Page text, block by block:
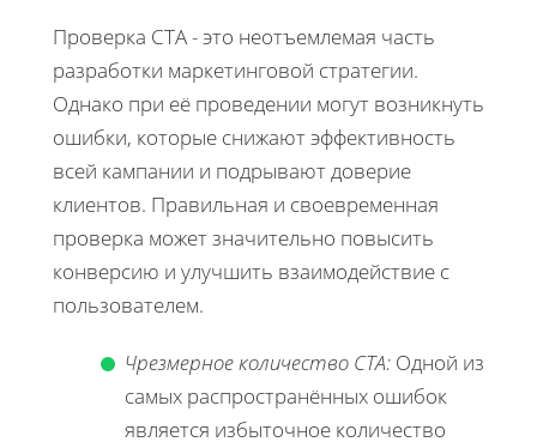
Проверка CTA - это неотъемлемая часть
разработки маркетинговой стратегии.
Однако при её проведении могут возникнуть
ошибки, которые снижают эффективность
всей кампании и подрывают доверие
клиентов. Правильная и своевременная
проверка может значительно повысить
конверсию и улучшить взаимодействие с
пользователем.
Чрезмерное количество CTA: Одной из
самых распространённых ошибок
является избыточное количество